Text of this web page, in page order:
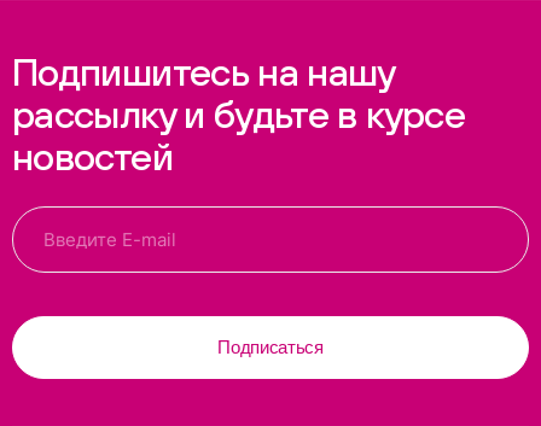
Подпишитесь на нашу
рассылку и будьте в курсе
новостей
Подписаться